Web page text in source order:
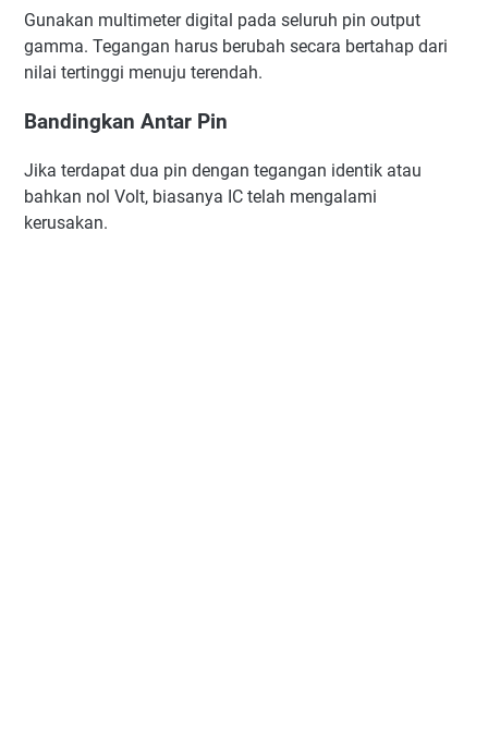
Gunakan multimeter digital pada seluruh pin output
gamma. Tegangan harus berubah secara bertahap dari
nilai tertinggi menuju terendah.
Bandingkan Antar Pin
Jika terdapat dua pin dengan tegangan identik atau
bahkan nol Volt, biasanya IC telah mengalami
kerusakan.